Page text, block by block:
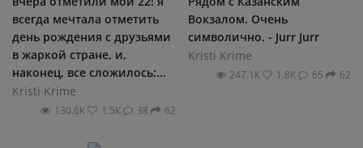
всегда мечтала отметить
день рождения с друзьями
в жаркой стране, и,
наконец, все сложилось:...
Kristi Krime
130.6К 1.5К 38 62
Вокзалом. Очень
символично. - Jurr Jurr
Kristi Krime
247.1К 1.8К 65 62